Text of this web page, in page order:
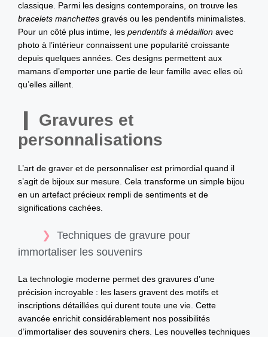
classique. Parmi les designs contemporains, on trouve les
bracelets manchettes gravés ou les pendentifs minimalistes.
Pour un côté plus intime, les pendentifs à médaillon avec
photo à l’intérieur connaissent une popularité croissante
depuis quelques années. Ces designs permettent aux
mamans d’emporter une partie de leur famille avec elles où
qu’elles aillent.
Gravures et
personnalisations
L’art de graver et de personnaliser est primordial quand il
s’agit de bijoux sur mesure. Cela transforme un simple bijou
en un artefact précieux rempli de sentiments et de
significations cachées.
Techniques de gravure pour
immortaliser les souvenirs
La technologie moderne permet des gravures d’une
précision incroyable : les lasers gravent des motifs et
inscriptions détaillées qui durent toute une vie. Cette
avancée enrichit considérablement nos possibilités
d’immortaliser des souvenirs chers. Les nouvelles techniques